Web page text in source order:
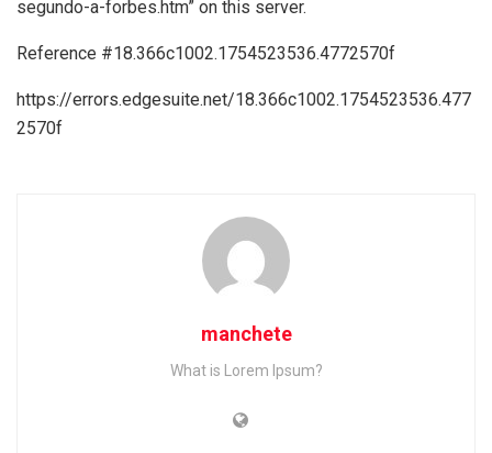
segundo-a-forbes.htm” on this server.
Reference #18.366c1002.1754523536.4772570f
https://errors.edgesuite.net/18.366c1002.1754523536.477
2570f
manchete
What is Lorem Ipsum?